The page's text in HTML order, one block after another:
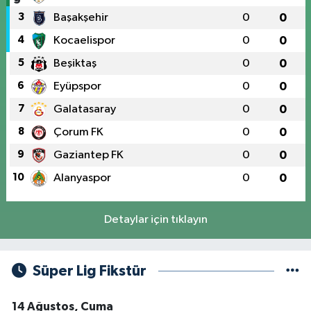
3 Başakşehir 0 0
4 Kocaelispor 0 0
5 Beşiktaş 0 0
6 Eyüpspor 0 0
7 Galatasaray 0 0
8 Çorum FK 0 0
9 Gaziantep FK 0 0
10 Alanyaspor 0 0
Detaylar için tıklayın
Süper Lig Fikstür
14 Ağustos, Cuma